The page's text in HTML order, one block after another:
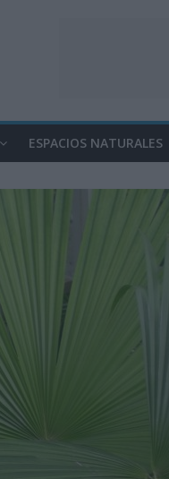
ESPACIOS NATURALES